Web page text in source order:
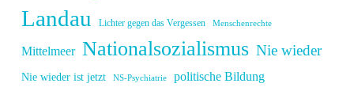
Landau Lichter gegen das Vergessen Menschenrechte
Mittelmeer Nationalsozialismus Nie wieder
Nie wieder ist jetzt NS-Psychiatrie politische Bildung